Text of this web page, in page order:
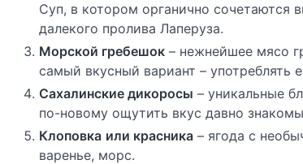
Суп, в котором органично сочетаются
далекого пролива Лаперуза.
Морской гребешок – нежнейшее мясо
самый вкусный вариант – употреблять
Сахалинские дикоросы – уникальные
по-новому ощутить вкус давно
Клоповка или красника – ягода с
варенье, морс.